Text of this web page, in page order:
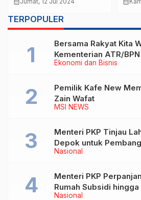
TERPOPULER
Ekonomi dan Bisnis
Bersama Rakyat Kita
Kementerian ATR/BPN
MSI NEWS
Pemilik Kafe New
Zain Wafat
Nasional
Menteri PKP Tinjau
Depok untuk
Nasional
Menteri PKP
Rumah Subsidi hingga